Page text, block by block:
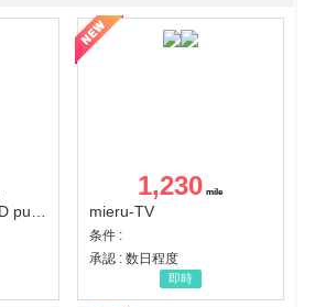
Tile Triple Match: 3D puzzle
1,230
mieru-TV
条件 :
承認 : 数日程度
即時